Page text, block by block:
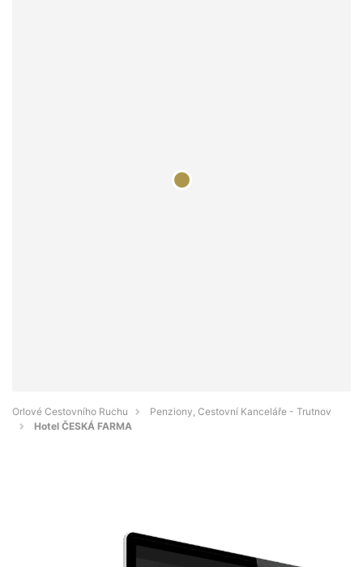
Orlové Cestovního Ruchu
Penziony, Cestovní Kanceláře - Trutnov
Hotel ČESKÁ FARMA